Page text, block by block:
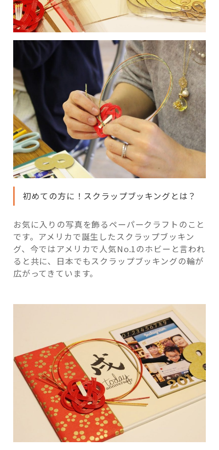
初めての方に！スクラップブッキングとは？
お気に入りの写真を飾るペーパークラフトのこと
です。アメリカで誕生したスクラップブッキン
グ、今ではアメリカで人気No.1のホビーと言われ
ると共に、日本でもスクラップブッキングの輪が
広がってきています。